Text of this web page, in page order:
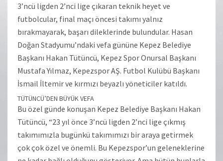
3’ncü ligden 2’nci lige çıkaran teknik heyet ve
futbolcular, final maçı öncesi takımı yalnız
bırakmayarak, başarı dileklerinde bulundular. Hasan
Doğan Stadyumu’ndaki vefa gününe Kepez Belediye
Başkanı Hakan Tütüncü, Kepez Spor Onursal Başkanı
Mustafa Yılmaz, Kepezspor AŞ. Futbol Kulübü Başkanı
İsmail İltemir ve kırmızı beyazlı yöneticiler katıldı.
TÜTÜNCÜ’DEN BÜYÜK VEFA
Bu özel günde konuşan Kepez Belediye Başkanı Hakan
Tütüncü, “23 yıl önce 3’ncü ligden 2’nci lige çıkmış
takımımızla bugünkü takımımızı bir araya getirmek
çok çok özel ve önemli. Bu Kepezspor’un geleneklerine